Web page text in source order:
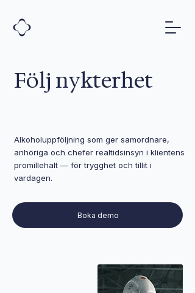
Följ nykterhet
Alkoholuppföljning som ger samordnare,
anhöriga och chefer realtidsinsyn i klientens
promillehalt — för trygghet och tillit i
vardagen.
Boka demo